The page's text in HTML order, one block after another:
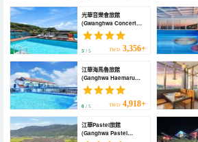
光華音樂會旅館
(Gwanghwa Concert
Pension)
5 / 5 TWD 3,356+
江華海馬魯旅館
(Ganghwa Haemaru
Pension)
0 / 5 TWD 4,918+
江華Pastel旅館
(Ganghwa Pastel